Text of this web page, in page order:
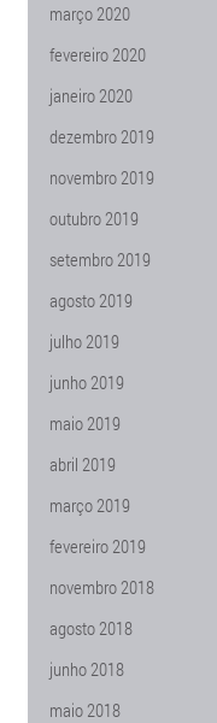
março 2020
fevereiro 2020
janeiro 2020
dezembro 2019
novembro 2019
outubro 2019
setembro 2019
agosto 2019
julho 2019
junho 2019
maio 2019
abril 2019
março 2019
fevereiro 2019
novembro 2018
agosto 2018
junho 2018
maio 2018